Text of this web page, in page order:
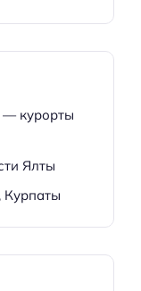
— курорты
Ялты
Курпаты